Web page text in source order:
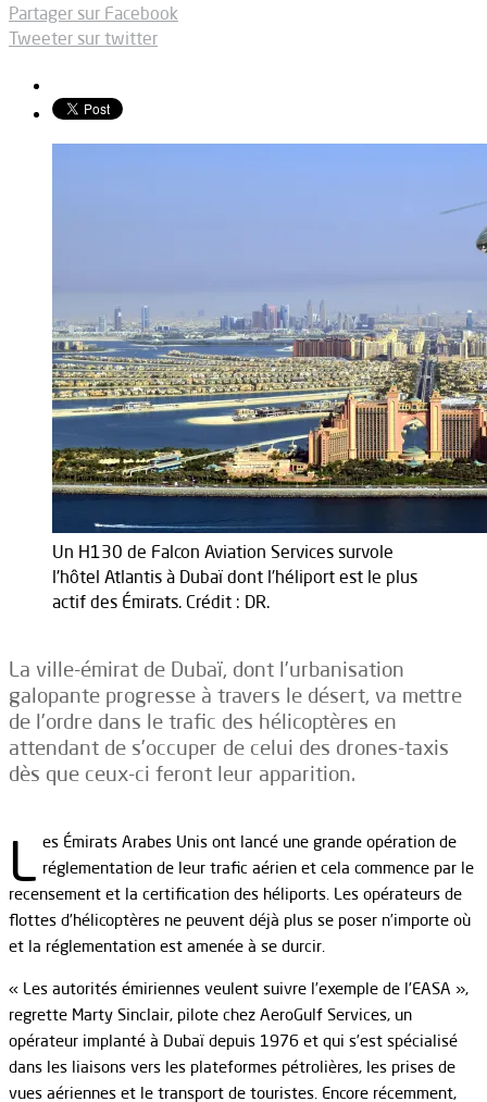
Partager sur Facebook
Tweeter sur twitter
Un H130 de Falcon Aviation Services survole
l'hôtel Atlantis à Dubaï dont l'héliport est le plus
actif des Émirats. Crédit : DR.
La ville-émirat de Dubaï, dont l’urbanisation
galopante progresse à travers le désert, va mettre
de l’ordre dans le trafic des hélicoptères en
attendant de s’occuper de celui des drones-taxis
dès que ceux-ci feront leur apparition.
L es Émirats Arabes Unis ont lancé une grande opération de
réglementation de leur trafic aérien et cela commence par le
recensement et la certification des héliports. Les opérateurs de
flottes d’hélicoptères ne peuvent déjà plus se poser n’importe où
et la réglementation est amenée à se durcir.
« Les autorités émiriennes veulent suivre l’exemple de l’EASA »,
regrette Marty Sinclair, pilote chez AeroGulf Services, un
opérateur implanté à Dubaï depuis 1976 et qui s’est spécialisé
dans les liaisons vers les plateformes pétrolières, les prises de
vues aériennes et le transport de touristes. Encore récemment,